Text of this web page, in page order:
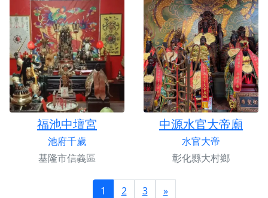
福池中壇宮
池府千歲
基隆市信義區
中源水官大帝廟
水官大帝
彰化縣大村鄉
1 2 3 »